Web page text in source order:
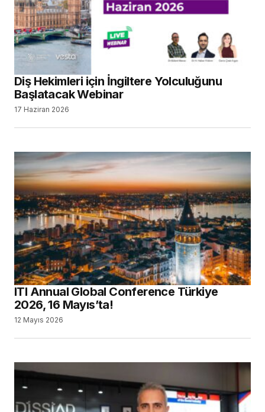
Diş Hekimleri için İngiltere Yolculuğunu
Başlatacak Webinar
17 Haziran 2026
ITI Annual Global Conference Türkiye
2026, 16 Mayıs’ta!
12 Mayıs 2026